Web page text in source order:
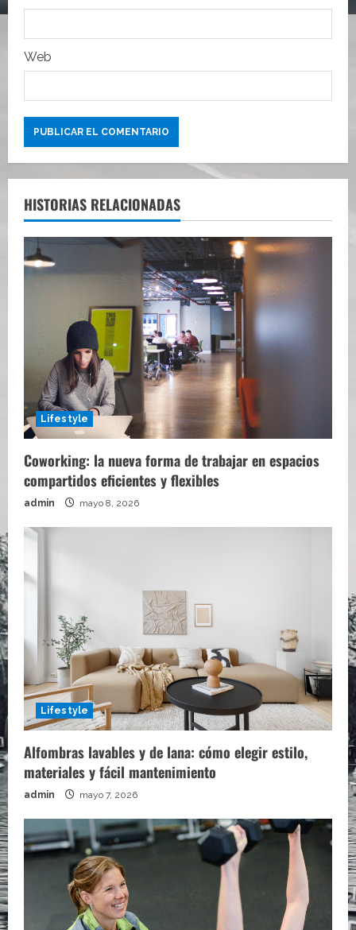
d
a
s
Web
HISTORIAS RELACIONADAS
Lifestyle
Coworking: la nueva forma de trabajar en espacios
compartidos eficientes y flexibles
admin mayo 8, 2026
Lifestyle
Alfombras lavables y de lana: cómo elegir estilo,
materiales y fácil mantenimiento
admin mayo 7, 2026